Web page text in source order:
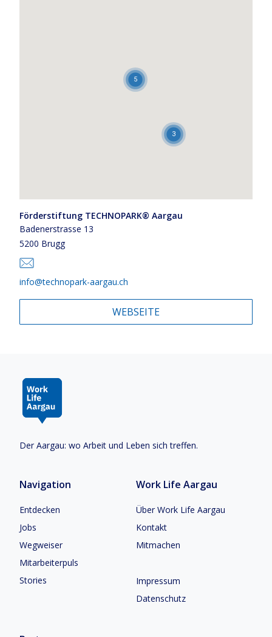
5
3
Förderstiftung TECHNOPARK® Aargau
Badenerstrasse 13
5200 Brugg
info@technopark-aargau.ch
WEBSEITE
Der Aargau: wo Arbeit und Leben sich treffen.
Navigation
Entdecken
Jobs
Wegweiser
Mitarbeiterpuls
Stories
Work Life Aargau
Über Work Life Aargau
Kontakt
Mitmachen
Impressum
Datenschutz